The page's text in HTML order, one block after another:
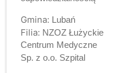
Gmina: Lubań
Filia: NZOZ Łużyckie
Centrum Medyczne
Sp. z o.o. Szpital